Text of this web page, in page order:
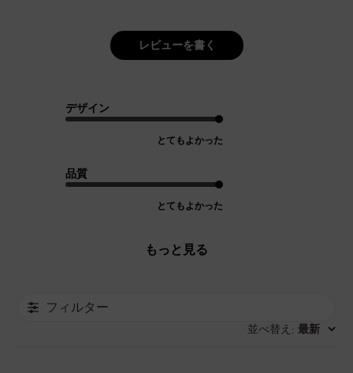
レビューを書く
デザイン
とてもよかった
品質
とてもよかった
もっと見る
フィルター
並べ替え : 最新